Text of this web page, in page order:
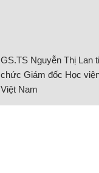
GS.TS Nguyễn Thị Lan
chức Giám đốc Học
Việt Nam